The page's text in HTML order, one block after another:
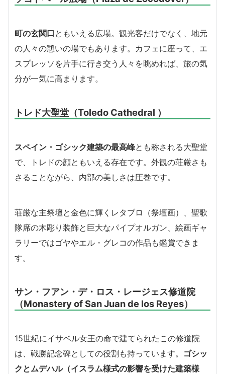
町の玄関口 ともいえる広場。観光客だけでなく、地元
の人々の憩いの場でもあります。カフェに座って、エ
スプレッソを片手に行き交う人々を眺めれば、旅の気
分が一気に高まります。
トレド大聖堂（Toledo Cathedral ）
スペイン・ゴシック建築の最高峰とも称される大聖堂
で、トレドの顔ともいえる存在です。外観の荘厳さも
さることながら、内部の美しさは圧巻です。
荘厳な主祭壇と金色に輝くレタブロ（祭壇画）、聖歌
隊席の木彫り装飾と巨大なパイプオルガン、絵画ギャ
ラリーではゴヤやエル・グレコの作品も鑑賞できま
す。
サン・フアン・デ・ロス・レージェス修道院
（Monastery of San Juan de los Reyes）
15世紀にイサベル女王の命で建てられたこの修道院
は、戦勝記念碑としての役割も持っています。 ゴシッ
クとムデハル（イスラム様式の影響を受けた建築様